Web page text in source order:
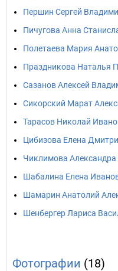
Першин Сергей
Пичугова Анна
Полетаева Мария
Праздникова Наталья
Сазанов Алексей
Сикорский Марат
Тарасов Николай
Цибизова Елена
Чиклимова Александра
Шабалина Елена
Шамарин Анатолий
Шенбергер Лариса
Фотографии (18)